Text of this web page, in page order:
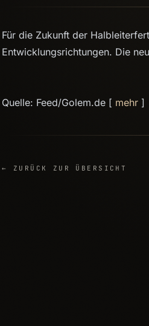
Für die Zukunft der
Entwicklungsrichtungen. Die
Quelle: Feed/Golem.de [ mehr ]
← ZURÜCK ZUR ÜBERSICHT